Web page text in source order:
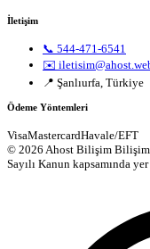
İletişim
📞 544-471-6541
✉️
📍 Şanlıurfa, Türkiye
Ödeme Yöntemleri
VisaMastercardHavale/EFT
© 2026 Ahost Bilişim Bilişim.
Sayılı Kanun kapsamında yer